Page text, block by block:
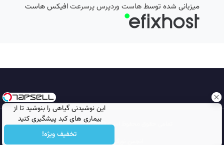
این نوشیدنی گیاهی را بنوشید تا از
بیماری های کبد پیشگیری کنید
تخفیف ویژه!
میزبانی شده توسطهاست وردپرس پرسرعتافیکس هاست
تمامی حقوق محفوظ است © 2026
مجله نورگرام
انجمن نورگرام